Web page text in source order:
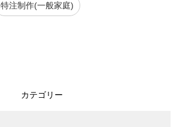
特注制作(一般家庭)
カテゴリー